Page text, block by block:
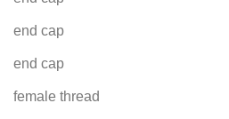
end cap
end cap
female thread